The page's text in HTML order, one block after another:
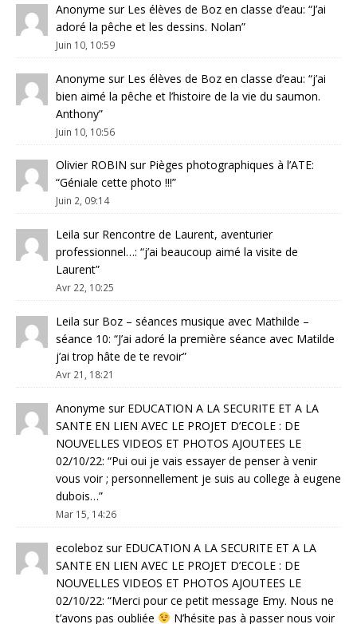
Anonyme sur Les élèves de Boz en classe d’eau: “J’ai
adoré la pêche et les dessins. Nolan”
Juin 10, 10:59
Anonyme sur Les élèves de Boz en classe d’eau: “j’ai
bien aimé la pêche et l’histoire de la vie du saumon.
Anthony”
Juin 10, 10:56
Olivier ROBIN sur Pièges photographiques à l’ATE:
“Géniale cette photo !!!”
Juin 2, 09:14
Leila sur Rencontre de Laurent, aventurier
professionnel…: “j’ai beaucoup aimé la visite de
Laurent”
Avr 22, 10:25
Leila sur Boz – séances musique avec Mathilde –
séance 10: “J’ai adoré la première séance avec Matilde
j’ai trop hâte de te revoir”
Avr 21, 18:21
Anonyme sur EDUCATION A LA SECURITE ET A LA
SANTE EN LIEN AVEC LE PROJET D’ECOLE : DE
NOUVELLES VIDEOS ET PHOTOS AJOUTEES LE
02/10/22: “Pui oui je vais essayer de penser à venir
vous voir ; personnellement je suis au college à eugene
dubois…”
Mar 15, 14:26
ecoleboz sur EDUCATION A LA SECURITE ET A LA
SANTE EN LIEN AVEC LE PROJET D’ECOLE : DE
NOUVELLES VIDEOS ET PHOTOS AJOUTEES LE
02/10/22: “Merci pour ce petit message Emy. Nous ne
t’avons pas oubliée
N’hésite pas à passer nous voir